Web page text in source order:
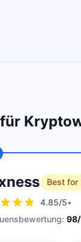
Best for
4.85/5•
98